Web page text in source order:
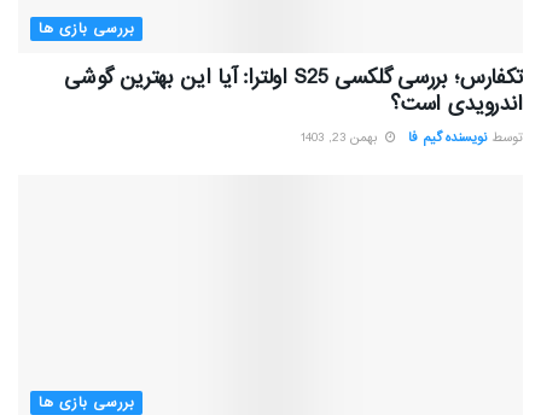
بررسی بازی ها
تکفارس؛ بررسی گلکسی S25 اولترا: آیا این بهترین گوشی
اندرویدی است؟
توسط نویسنده گیم فا بهمن 23, 1403
بررسی بازی ها